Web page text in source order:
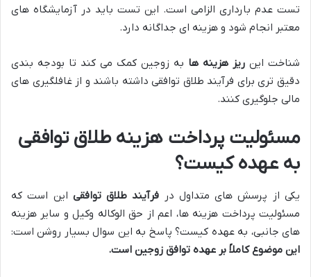
تست عدم بارداری الزامی است. این تست باید در آزمایشگاه های
معتبر انجام شود و هزینه ای جداگانه دارد.
شناخت این ریز هزینه ها به زوجین کمک می کند تا بودجه بندی
دقیق تری برای فرآیند طلاق توافقی داشته باشند و از غافلگیری های
مالی جلوگیری کنند.
مسئولیت پرداخت هزینه طلاق توافقی
به عهده کیست؟
یکی از پرسش های متداول در فرآیند طلاق توافقی این است که
مسئولیت پرداخت هزینه ها، اعم از حق الوکاله وکیل و سایر هزینه
های جانبی، به عهده کیست؟ پاسخ به این سوال بسیار روشن است:
این موضوع کاملاً بر عهده توافق زوجین است.